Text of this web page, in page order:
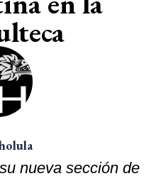
nueva sección de